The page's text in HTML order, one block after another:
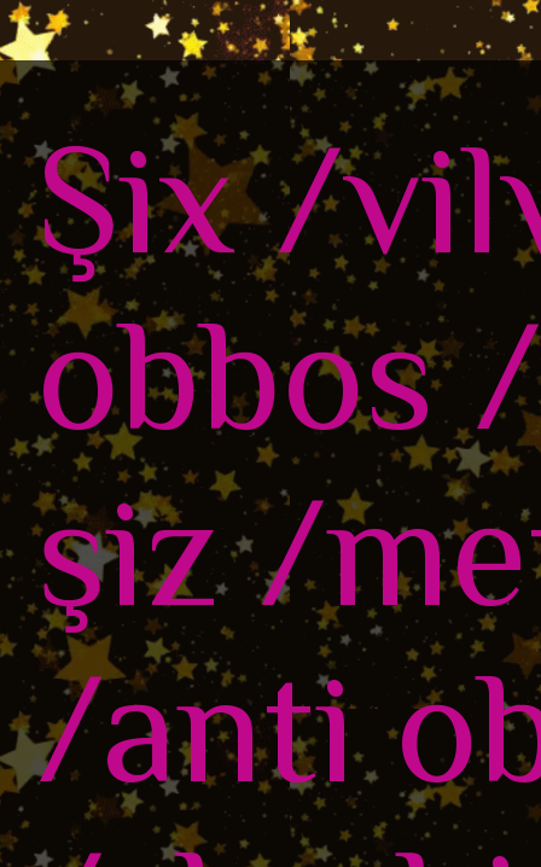
Şix /
obbos
şiz /
/anti